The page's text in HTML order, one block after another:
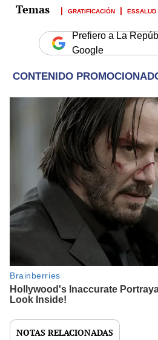
GRATIFICACIÓN ESSALUD
Prefiero a La
Google
NOTAS RELACIONADAS